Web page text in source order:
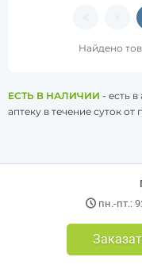
Найдено
ЕСТЬ В НАЛИЧИИ - есть
аптеку в течение суток
пн.-пт.: